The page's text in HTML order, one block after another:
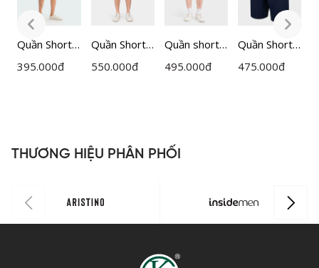
Quần Short
thể thao
395.000đ
Quần Short
Nam
550.000đ
Quần short
thể thao cạp
0
495.000đ
Quần Short
thể thao cạp
475.000đ
THƯƠNG HIỆU PHÂN PHỐI